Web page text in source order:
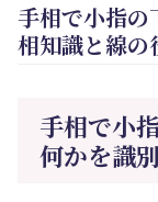
手相で小指の
相知識と線の
手相で小
何かを識